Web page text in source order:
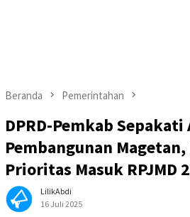
Beranda Pemerintahan
DPRD-Pemkab Sepakati
Pembangunan
Prioritas Masuk RPJMD
LilikAbdi
16 Juli 2025